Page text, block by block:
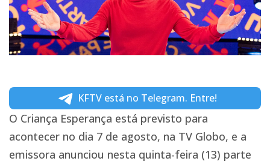
KFTV está no Telegram. Entre!
O Criança Esperança está previsto para
acontecer no dia 7 de agosto, na TV Globo, e a
emissora anunciou nesta quinta-feira (13) parte